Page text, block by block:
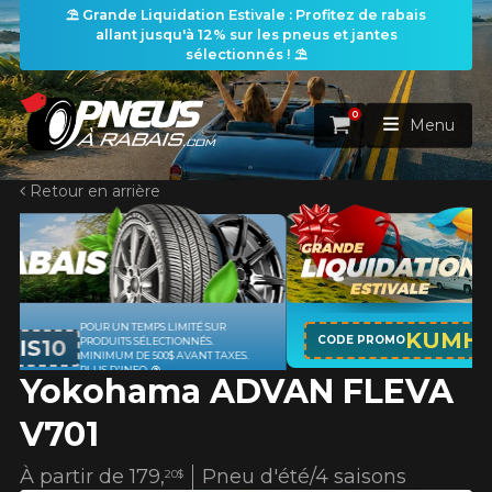
⛱️ Grande Liquidation Estivale : Profitez de rabais
allant jusqu'à 12% sur les pneus et jantes
sélectionnés ! ⛱️
ACCUEIL
PNEUS
RECHERCHE DE PNEUS VOIR TOUT
Rechercher par
Par dimensions Par véhicule
Recherche par dimensions
ROUES
RECHERCHE DE ROUES VOIR TOUT
ENSEMBLES
RECHERCHE D'ENSEMBLES
PROMOTIONS
Panier
0
Menu
Retour en arrière
Yokohama ADVAN FLEVA
V701
Pneu d'été/4 saisons
À partir de179,20$
CODE PROMOKUMHO12
APPLICABLE SUR TOUT ACHAT DE 4
PNEUS DE MARQUE KUMHO* PLUS
D'INFO